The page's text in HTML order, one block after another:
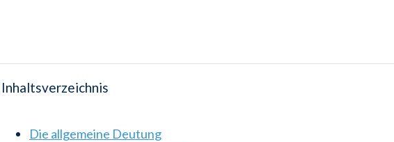
Inhaltsverzeichnis
Die allgemeine Deutung